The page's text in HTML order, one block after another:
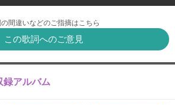
間違いなどのご指摘はこちら
この歌詞へのご意見
録アルバム